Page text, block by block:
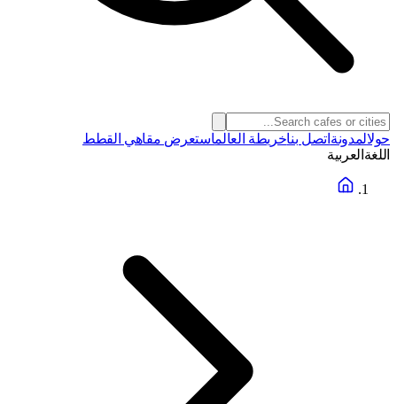
حولالمدونة اتصل بناخريطة العالماستعرض مقاهي القطط
اللغة العربية